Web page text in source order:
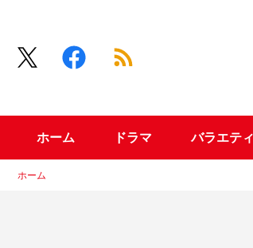
ホーム ドラマ バラエティ
ホーム